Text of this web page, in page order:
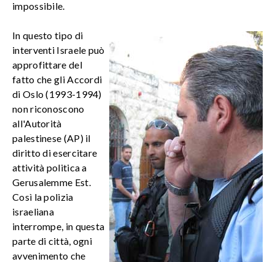
impossibile.
In questo tipo di
interventi Israele può
approfittare del
fatto che gli Accordi
di Oslo (1993-1994)
non riconoscono
all'Autorità
palestinese (AP) il
diritto di esercitare
attività politica a
Gerusalemme Est.
Così la polizia
israeliana
interrompe, in questa
parte di città, ogni
avvenimento che